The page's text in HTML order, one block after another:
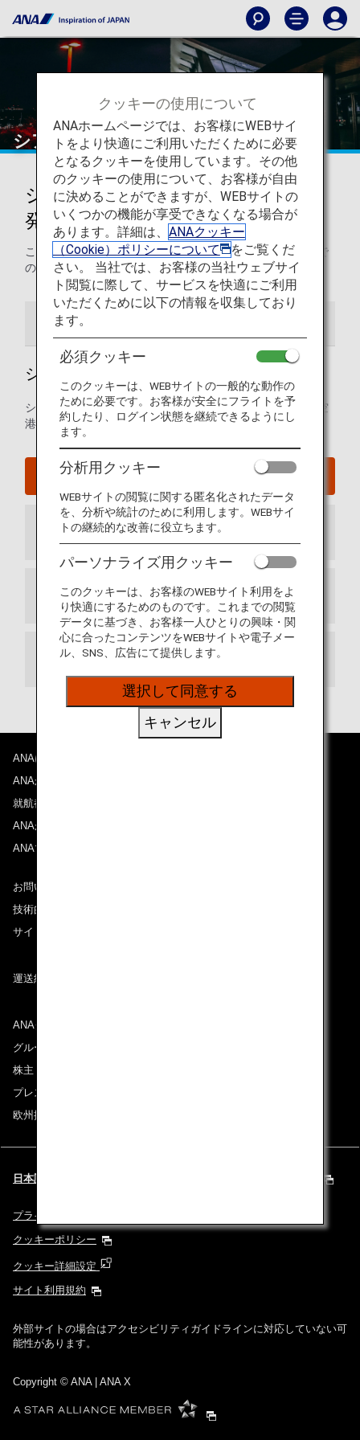
シアトル・タコマ国際空港
シアトル・タコマ国際空港からの
発着
このページでは、シアトル・タコマ国際空港から目的地まで
の役立つ情報をご紹介します。
空港ガイド
シアトル・タコマ国際空港ガイド
シアトル・タコマ国際空港の発着ターミナルマップおよび空
港内に関するほかの情報。
シアトル・タコマ国際空港ウェブサイト
到着ターミナル
出発ターミナル
お乗り継ぎ
ANAについて
ANAからのお知らせ
就航都市
ANAがお約束する体験
ANAマイレージクラブ
お問い合わせ
技術的なお問い合わせ（推奨環境）
サイトマップ
運送約款
ANAグループについて
グループ企業一覧
株主・投資家情報
プレスリリース
欧州採用情報
日本語 | Europe & Middle East (都市と言語を選択してください)
プライバシーポリシー
クッキーポリシー
クッキー詳細設定
サイト利用規約
外部サイトの場合はアクセシビリティガイドラインに対応していない可
能性があります。
Copyright © ANA | ANA X
クッキーの使用について
ANAホームページでは、お客様にWEBサイ
トをより快適にご利用いただくために必要
となるクッキーを使用しています。その他
のクッキーの使用について、お客様が自由
に決めることができますが、WEBサイトの
いくつかの機能が享受できなくなる場合が
あります。詳細は、 ANAクッキー
（Cookie）ポリシーについて
をご覧くだ
さい。 当社では、お客様の当社ウェブサイ
ト閲覧に際して、サービスを快適にご利用
いただくために以下の情報を収集しており
ます。
必須クッキー
このクッキーは、WEBサイトの一般的な動作の
ために必要です。お客様が安全にフライトを予
約したり、ログイン状態を継続できるようにし
ます。
分析用クッキー
WEBサイトの閲覧に関する匿名化されたデータ
を、分析や統計のために利用します。WEBサイ
トの継続的な改善に役立ちます。
パーソナライズ用クッキー
このクッキーは、お客様のWEBサイト利用をよ
り快適にするためのものです。これまでの閲覧
データに基づき、お客様一人ひとりの興味・関
心に合ったコンテンツをWEBサイトや電子メー
ル、SNS、広告にて提供します。
選択して同意する
キャンセル